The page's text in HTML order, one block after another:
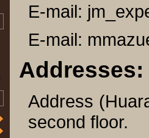
E-mail:
E-mail:
Addresses:
Address
second floor.